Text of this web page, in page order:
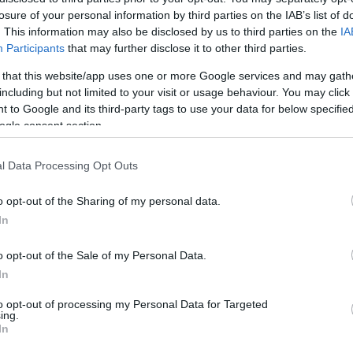
of your personal information by third parties on the IAB’s list of
This information may also be disclosed by us to third parties on the
Participants that may further disclose it to other third parties.
that this website/app uses one or more Google services and may
but not limited to your visit or usage behaviour. You may
to Google and its third-party tags to use your data for below
consent section.
Data Processing Opt Outs
opt-out of the Sharing of my personal data.
opt-out of the Sale of my Personal Data.
opt-out of processing my Personal Data for Targeted
Csaba, a Miniszterelnöki Kabinetiroda
ülésén.
e hatások mellett azért is fontos a
szintű gondokat okoz a társasházakban, ahol a
lesz a döntés joga, ha akarnak, szigoríthatnak,
szakmai tapasztalatokat is figyelembe vettek, és
frakció jó szívvel támogathat - vélekedett